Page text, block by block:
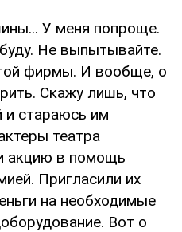
У меня попроще.
Не выпытывайте.
фирмы. И вообще, о
Скажу лишь, что
и стараюсь им
театра
акцию в помощь
Пригласили их
на необходимые
Вот о